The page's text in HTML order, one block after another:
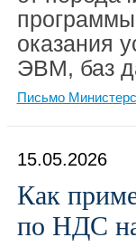
оказания
ЭВМ, баз
Письмо
15.05.2026
Как
по НДС